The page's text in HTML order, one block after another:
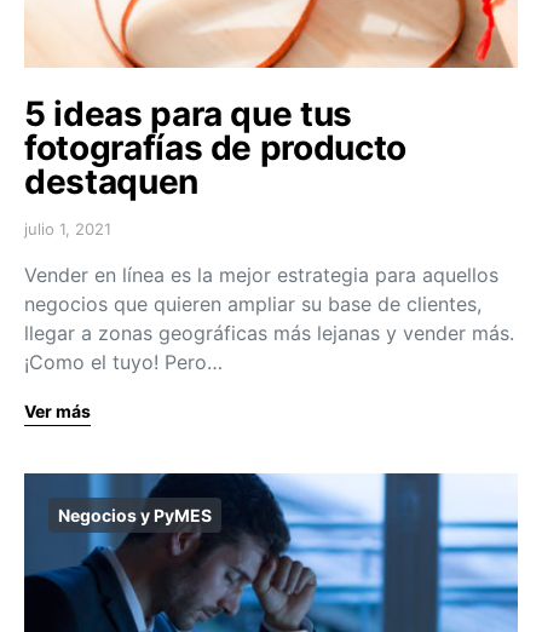
5 ideas para que tus
fotografías de producto
destaquen
julio 1, 2021
Vender en línea es la mejor estrategia para aquellos
negocios que quieren ampliar su base de clientes,
llegar a zonas geográficas más lejanas y vender más.
¡Como el tuyo! Pero…
Ver más
Negocios y PyMES